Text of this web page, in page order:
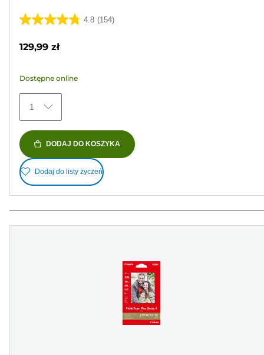
4.8 (154)
4.8
154
Recenzji
129,99 zł
Dostępne online
1
DODAJ DO KOSZYKA
Dodaj do listy życzeń